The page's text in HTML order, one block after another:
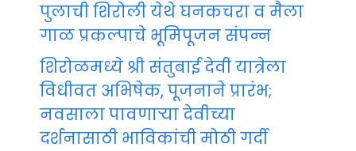
पुलाची शिरोली येथे घनकचरा व मैला
गाळ प्रकल्पाचे भूमिपूजन संपन्न
शिरोळमध्ये श्री संतुबाई देवी यात्रेला
विधीवत अभिषेक, पूजनाने प्रारंभ;
नवसाला पावणाऱ्या देवीच्या
दर्शनासाठी भाविकांची मोठी गर्दी